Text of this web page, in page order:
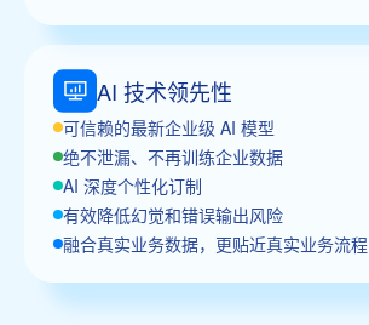
AI 技术领先性
可信赖的最新企业级 AI 模型
绝不泄漏、不再训练企业数据
AI 深度个性化订制
有效降低幻觉和错误输出风险
融合真实业务数据，更贴近真实业务流程